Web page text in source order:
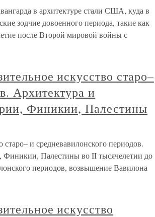
в архитектуре стали США, куда в
зодчие довоенного периода, такие как
после Второй мировой войны с
искусство старо–
Архитектура и
Финикии, Палестины
и средневавилонского периодов.
Финикии, Палестины во II тысячелетии до
периодов, возвышение Вавилона
искусство